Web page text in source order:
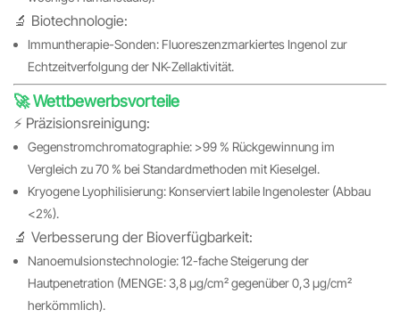
🔬 Biotechnologie:
Immuntherapie-Sonden: Fluoreszenzmarkiertes Ingenol zur
Echtzeitverfolgung der NK-Zellaktivität.
🚀 Wettbewerbsvorteile
⚡️ Präzisionsreinigung:
Gegenstromchromatographie: >99 % Rückgewinnung im
Vergleich zu 70 % bei Standardmethoden mit Kieselgel.
Kryogene Lyophilisierung: Konserviert labile Ingenolester (Abbau
<2%).
🔬 Verbesserung der Bioverfügbarkeit:
Nanoemulsionstechnologie: 12-fache Steigerung der
Hautpenetration (MENGE: 3,8 μg/cm² gegenüber 0,3 μg/cm²
herkömmlich).